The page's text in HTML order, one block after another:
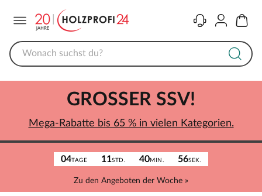
KontaktKonto
04TAGE 11STD. 40MIN. 56SEK.
Zu den Angeboten der Woche »
GROSSER SSV!
Mega-Rabatte bis 65 % in vielen Kategorien.